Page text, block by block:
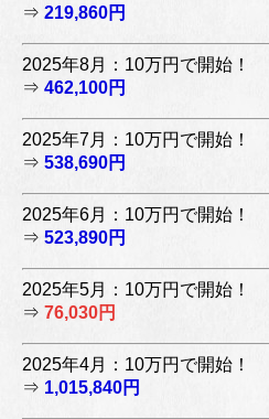
⇒ 219,860円
2025年8月：10万円で開始！
⇒ 462,100円
2025年7月：10万円で開始！
⇒ 538,690円
2025年6月：10万円で開始！
⇒ 523,890円
2025年5月：10万円で開始！
⇒ 76,030円
2025年4月：10万円で開始！
⇒ 1,015,840円